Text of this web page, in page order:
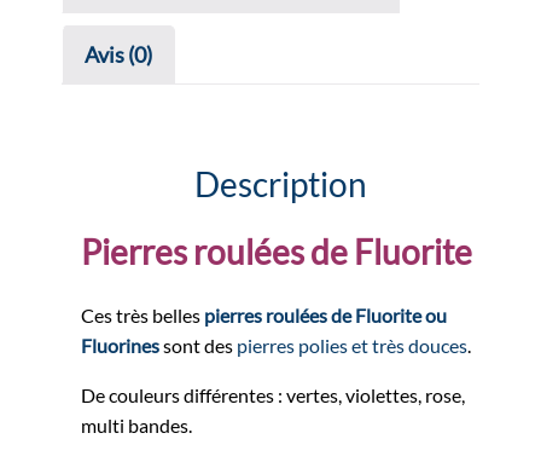
Avis (0)
Description
Pierres roulées de Fluorite
Ces très belles pierres roulées de Fluorite ou
Fluorinessont des pierres polies et très douces.
De couleurs différentes : vertes, violettes, rose,
multi bandes.